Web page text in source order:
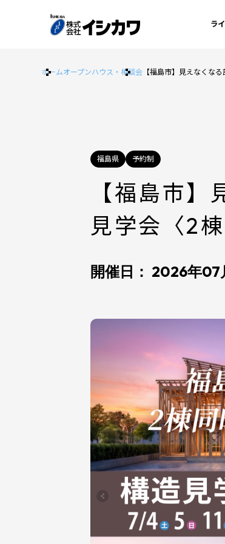
ラ
ホームオープンハウス・相談会【福島市】見えなくなる
福島県 予約制
【福島市
見学会〈2
開催日： 2026年